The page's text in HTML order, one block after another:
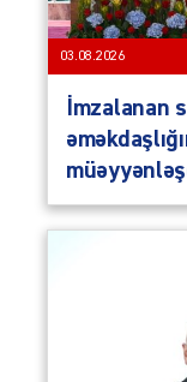
03.08.2026
İmzalanan